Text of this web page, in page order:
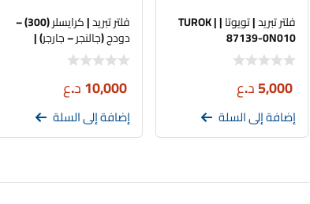
فلتر تبريد | تويوتا | TUROK |
87139-0N010
5,000د.ع
إضافة إلى السلة
فلتر تبريد | كرايسلر (300) –
دودج (جالنجر – جارجر) |
FILDEX 68071668AA
10,000د.ع
إضافة إلى السلة